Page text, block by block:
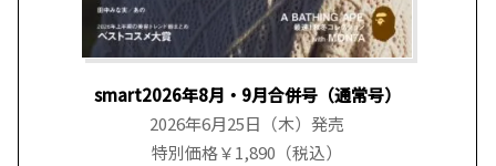
smart2026年8月・9月合併号（通常号）
2026年6月25日（木）発売
特別価格￥1,890（税込）